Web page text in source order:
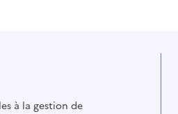
à la gestion de